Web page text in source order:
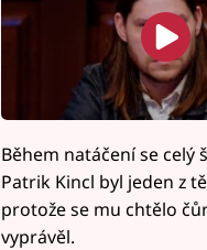
Během natáčení se celý
Patrik Kincl byl jeden z
protože se mu chtělo
vyprávěl.